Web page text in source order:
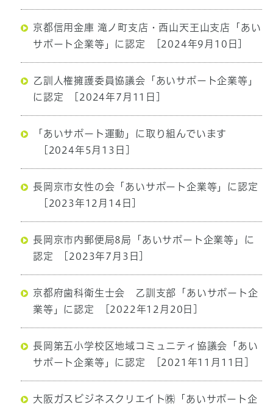
京都信用金庫 滝ノ町支店・西山天王山支店「あい
サポート企業等」に認定
[2024年9月10日]
乙訓人権擁護委員協議会「あいサポート企業等」
に認定
[2024年7月11日]
「あいサポート運動」に取り組んでいます
[2024年5月13日]
長岡京市女性の会「あいサポート企業等」に認定
[2023年12月14日]
長岡京市内郵便局8局「あいサポート企業等」に
認定
[2023年7月3日]
京都府歯科衛生士会 乙訓支部「あいサポート企
業等」に認定
[2022年12月20日]
長岡第五小学校区地域コミュニティ協議会「あい
サポート企業等」に認定
[2021年11月11日]
大阪ガスビジネスクリエイト㈱「あいサポート企